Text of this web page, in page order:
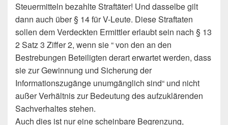
Steuermitteln bezahlte Straftäter! Und dasselbe gilt
dann auch über § 14 für V-Leute. Diese Straftaten
sollen dem Verdeckten Ermittler erlaubt sein nach § 13
2 Satz 3 Ziffer 2, wenn sie “ von den an den
Bestrebungen Beteiligten derart erwartet werden, dass
sie zur Gewinnung und Sicherung der
Informationszugänge unumgänglich sind“ und nicht
außer Verhältnis zur Bedeutung des aufzuklärenden
Sachverhaltes stehen.
Auch dies ist nur eine scheinbare Begrenzung,